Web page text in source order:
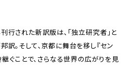
行された新訳版は、「独立研究者」と
訳。そして、京都に舞台を移し『セン
継ぐことで、さらなる世界の広がりを見